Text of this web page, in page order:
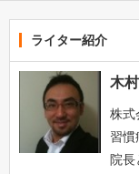
ライター紹介
木
株式
習慣
院